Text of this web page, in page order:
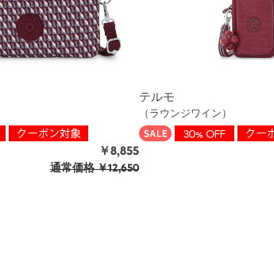
￥8,855
通常価格￥12,650
テルモ
（ラウンジワイン）